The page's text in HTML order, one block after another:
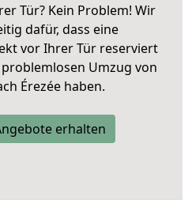
Tür? Kein Problem! Wir
dafür, dass eine
vor Ihrer Tür reserviert
Umzug von
Érezée haben.
erhalten